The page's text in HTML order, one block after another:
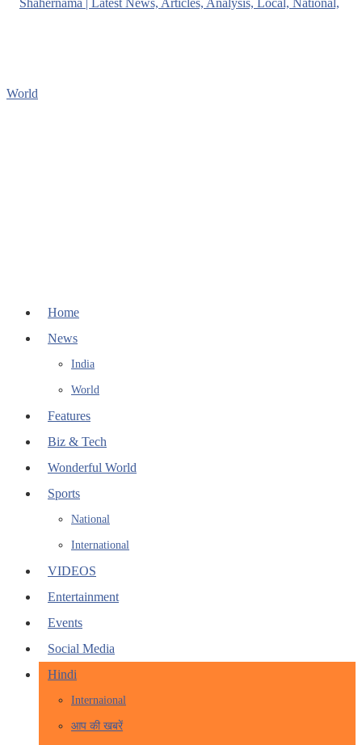
Home
News
India
World
Features
Biz & Tech
Wonderful World
Sports
National
International
VIDEOS
Entertainment
Events
Social Media
Hindi
Internaional
आप की खबरें